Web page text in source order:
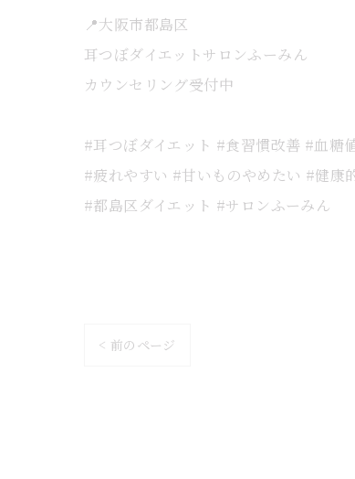
📍大阪市都島区
耳つぼダイエットサロンふーみん
カウンセリング受付中
#耳つぼダイエット #食習慣改善 #血糖
#疲れやすい #甘いものやめたい #健康
#都島区ダイエット #サロンふーみん
< 前のページ